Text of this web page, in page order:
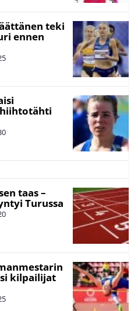
teki
ennen
taas –
Turussa
kilpailijat